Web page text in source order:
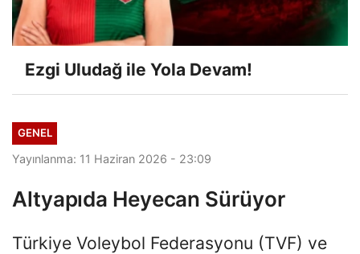
Ezgi Uludağ ile Yola Devam!
GENEL
Yayınlanma: 11 Haziran 2026 - 23:09
Altyapıda Heyecan Sürüyor
Türkiye Voleybol Federasyonu (TVF) ve